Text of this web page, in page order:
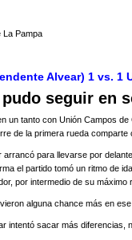
La Pampa
Alvear) 1 vs. 1
seguir en
un tanto con Unión Campos
de la primera rueda
arrancó para llevarse por
el partido tomó un ritmo de
por intermedio de su máximo
alguna chance más en
intentó sacar más diferencias,